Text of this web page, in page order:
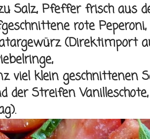
Salz, Pfeffer frisch aus
rote Peperoni,
(Direktimport
viel klein geschnittenen
der Streifen